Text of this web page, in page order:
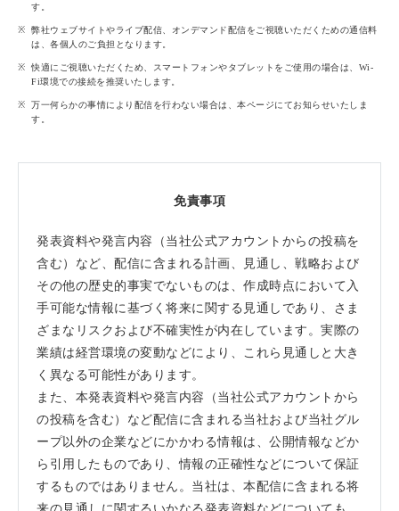
す。
弊社ウェブサイトやライブ配信、オンデマンド配信をご視聴いただくための通信料
は、各個人のご負担となります。
快適にご視聴いただくため、スマートフォンやタブレットをご使用の場合は、Wi-
Fi環境での接続を推奨いたします。
万一何らかの事情により配信を行わない場合は、本ページにてお知らせいたしま
す。
免責事項
発表資料や発言内容（当社公式アカウントからの投稿を
含む）など、配信に含まれる計画、見通し、戦略および
その他の歴史的事実でないものは、作成時点において入
手可能な情報に基づく将来に関する見通しであり、さま
ざまなリスクおよび不確実性が内在しています。実際の
業績は経営環境の変動などにより、これら見通しと大き
く異なる可能性があります。
また、本発表資料や発言内容（当社公式アカウントから
の投稿を含む）など配信に含まれる当社および当社グル
ープ以外の企業などにかかわる情報は、公開情報などか
ら引用したものであり、情報の正確性などについて保証
するものではありません。当社は、本配信に含まれる将